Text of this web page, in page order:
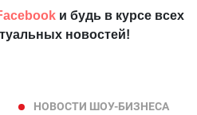
и будь в курсе всех
новостей!
НОВОСТИ ШОУ-БИЗНЕСА